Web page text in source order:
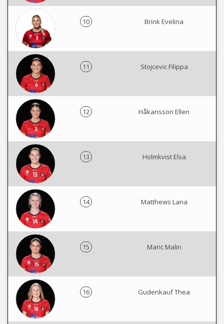
10 Brink Evelina
11 Stojcevic Filippa
12 Håkansson Ellen
13 Holmkvist Elsa
14 Matthews Lana
15 Maric Malin
16 Gudenkauf Thea